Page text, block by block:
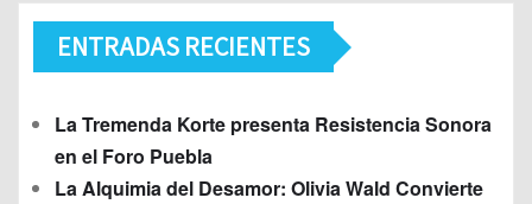
ENTRADAS RECIENTES
La Tremenda Korte presenta Resistencia Sonora
en el Foro Puebla
La Alquimia del Desamor: Olivia Wald Convierte